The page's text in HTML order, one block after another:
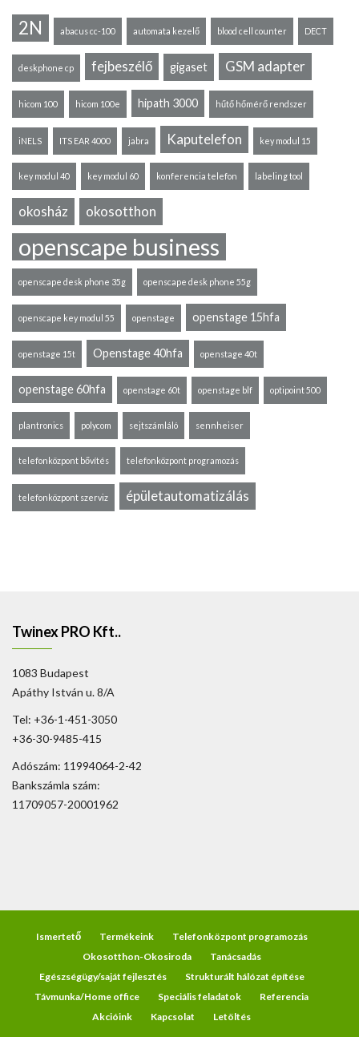
2N abacus cc-100 automata kezelő blood cell counter DECT
deskphone cp fejbeszélő gigaset GSM adapter
hicom 100 hicom 100e hipath 3000 hűtő hőmérő rendszer
iNELS ITS EAR 4000 jabra Kaputelefon key modul 15
key modul 40 key modul 60 konferencia telefon labeling tool
okosház okosotthon
openscape business
openscape desk phone 35g openscape desk phone 55g
openscape key modul 55 openstage openstage 15hfa
openstage 15t Openstage 40hfa openstage 40t
openstage 60hfa openstage 60t openstage blf optipoint 500
plantronics polycom sejtszámláló sennheiser
telefonközpont bővítés telefonközpont programozás
telefonközpont szerviz épületautomatizálás
Twinex PRO Kft..
1083 Budapest
Apáthy István u. 8/A
Tel: +36-1-451-3050
+36-30-9485-415
Adószám: 11994064-2-42
Bankszámla szám:
11709057-20001962
Ismertető Termékeink
Telefonközpont programozás
Okosotthon-Okosiroda
Tanácsadás
Egészségügy/saját fejlesztés
Strukturált hálózat építése
Távmunka/Home office
Speciális feladatok
Referencia
Akcióink
Kapcsolat Letöltés